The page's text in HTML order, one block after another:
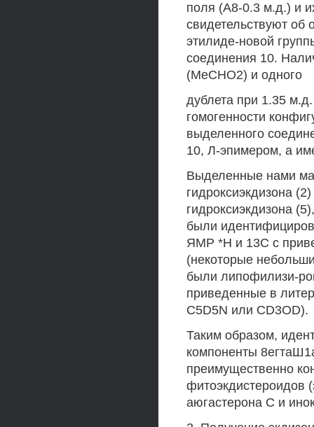
поля (А8-0.3 м.д.) и
свидетельствуют об
этилиде-новой
соединения 10.
(МеСНО2) и одного
дублета при 1.35
гомогенности
выделенного
10, Л-эпимером, а
Выделенные нами
гидроксиэкдизона
гидроксиэкдизона
были
ЯМР *Н и 13С с
(некоторые
были липофилизи-
приведенные в
C5D5N или CD3OD).
Таким образом,
компоненты
преимущественно
фитоэкдистероидов
аюгастерона С и